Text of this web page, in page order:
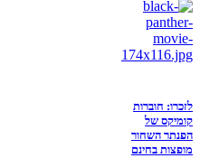
לזכרו: חוברות
קומיקס של
הפנתר השחור
מופצות בחינם